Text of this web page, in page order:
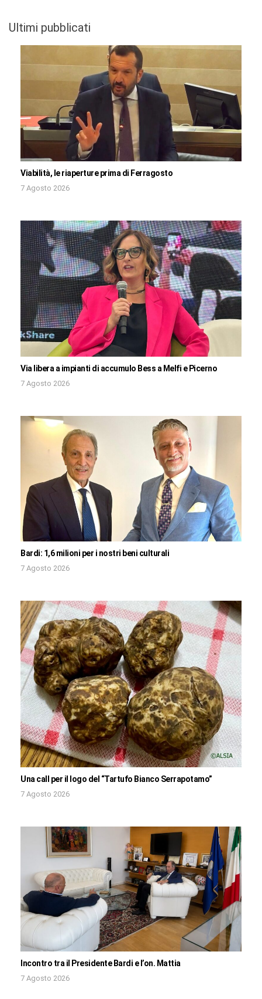
Ultimi pubblicati
Viabilità, le riaperture prima di Ferragosto
7 Agosto 2026
Via libera a impianti di accumulo Bess a Melfi e Picerno
7 Agosto 2026
Bardi: 1,6 milioni per i nostri beni culturali
7 Agosto 2026
Una call per il logo del “Tartufo Bianco Serrapotamo”
7 Agosto 2026
Incontro tra il Presidente Bardi e l’on. Mattia
7 Agosto 2026